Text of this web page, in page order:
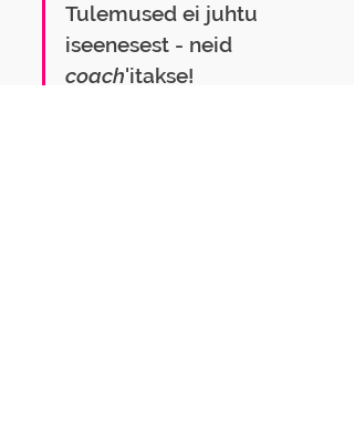
Tulemused ei juhtu
iseenesest - neid
coach'itakse!